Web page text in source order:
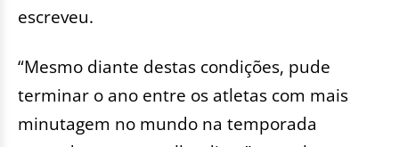
escreveu.
“Mesmo diante destas condições, pude
terminar o ano entre os atletas com mais
minutagem no mundo na temporada